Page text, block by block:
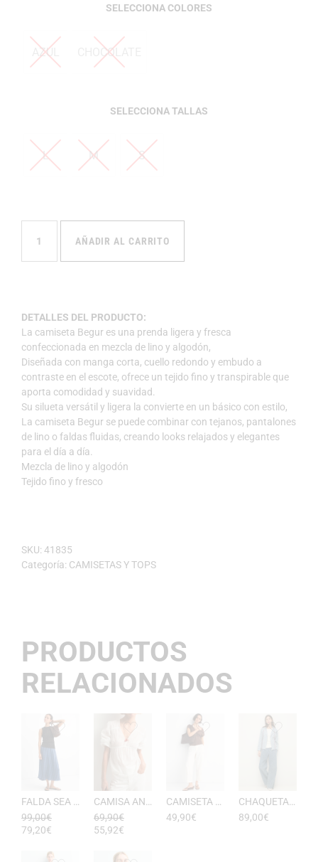
COLORES
AZUL CHOCOLATE
TALLAS
L M S
AÑADIR AL CARRITO
DETALLES DEL PRODUCTO:
La camiseta Begur es una prenda ligera y fresca
confeccionada en mezcla de lino y algodón,
Diseñada con manga corta, cuello redondo y embudo a
contraste en el escote, ofrece un tejido fino y transpirable que
aporta comodidad y suavidad.
Su silueta versátil y ligera la convierte en un básico con estilo,
La camiseta Begur se puede combinar con tejanos, pantalones
de lino o faldas fluidas, creando looks relajados y elegantes
para el día a día.
Mezcla de lino y algodón
Tejido fino y fresco
SKU: 41835
Categoría: CAMISETAS Y TOPS
PRODUCTOS
RELACIONADOS
99,00€
79,20€
69,90€
55,92€
49,90€
89,00€